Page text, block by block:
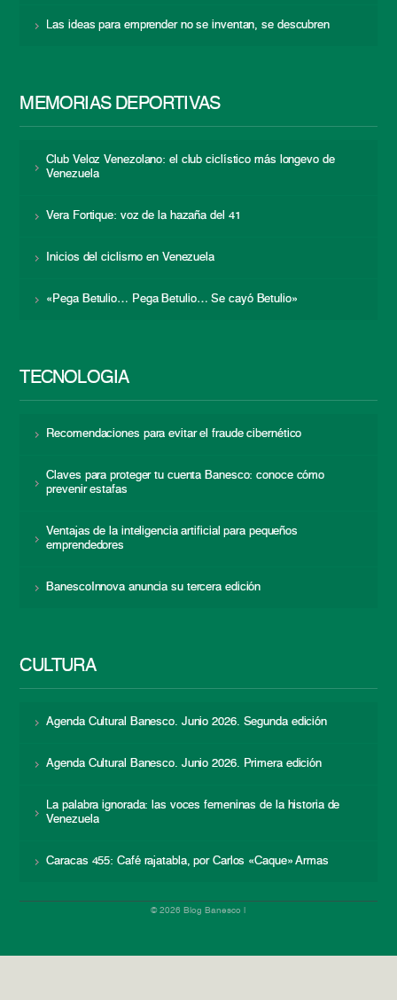
Las ideas para emprender no se inventan, se descubren
MEMORIAS DEPORTIVAS
Club Veloz Venezolano: el club ciclístico más longevo de
Venezuela
Vera Fortique: voz de la hazaña del 41
Inicios del ciclismo en Venezuela
«Pega Betulio… Pega Betulio… Se cayó Betulio»
TECNOLOGÍA
Recomendaciones para evitar el fraude cibernético
Claves para proteger tu cuenta Banesco: conoce cómo
prevenir estafas
Ventajas de la inteligencia artificial para pequeños
emprendedores
BanescoInnova anuncia su tercera edición
CULTURA
Agenda Cultural Banesco. Junio 2026. Segunda edición
Agenda Cultural Banesco. Junio 2026. Primera edición
La palabra ignorada: las voces femeninas de la historia de
Venezuela
Caracas 455: Café rajatabla, por Carlos «Caque» Armas
© 2026 Blog Banesco |